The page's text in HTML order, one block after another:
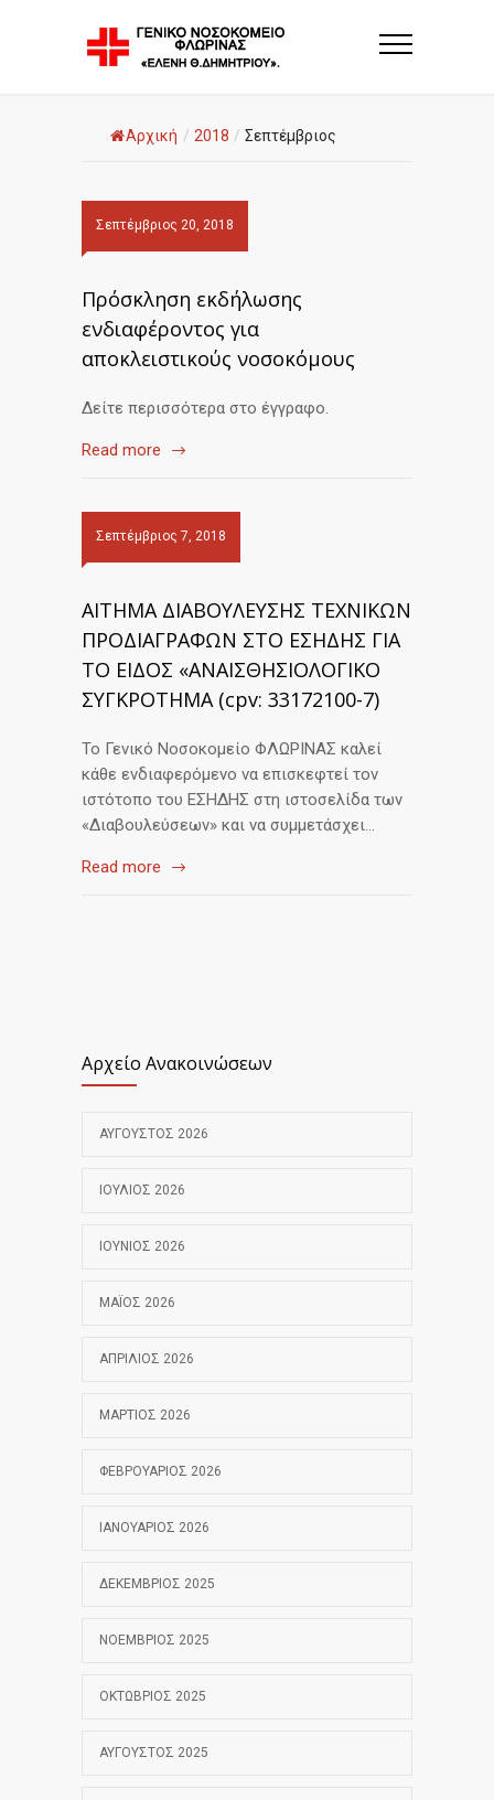
Αρχική / 2018 / Σεπτέμβριος
Σεπτέμβριος 20, 2018
Πρόσκληση εκδήλωσης
ενδιαφέροντος για
αποκλειστικούς νοσοκόμους
Δείτε περισσότερα στο έγγραφο.
Read more
Σεπτέμβριος 7, 2018
ΑΙΤΗΜΑ ΔΙΑΒΟΥΛΕΥΣΗΣ ΤΕΧΝΙΚΩΝ
ΠΡΟΔΙΑΓΡΑΦΩΝ ΣΤΟ ΕΣΗΔΗΣ ΓΙΑ
ΤΟ ΕΙΔΟΣ «ΑΝΑΙΣΘΗΣΙΟΛΟΓΙΚΟ
ΣΥΓΚΡΟΤΗΜΑ (cpv: 33172100-7)
Το Γενικό Νοσοκομείο ΦΛΩΡΙΝΑΣ καλεί
κάθε ενδιαφερόμενο να επισκεφτεί τον
ιστότοπο του ΕΣΗΔΗΣ στη ιστοσελίδα των
«Διαβουλεύσεων» και να συμμετάσχει…
Read more
Αρχείο Ανακοινώσεων
ΑΎΓΟΥΣΤΟΣ 2026
ΙΟΎΛΙΟΣ 2026
ΙΟΎΝΙΟΣ 2026
ΜΆΙΟΣ 2026
ΑΠΡΊΛΙΟΣ 2026
ΜΆΡΤΙΟΣ 2026
ΦΕΒΡΟΥΆΡΙΟΣ 2026
ΙΑΝΟΥΆΡΙΟΣ 2026
ΔΕΚΈΜΒΡΙΟΣ 2025
ΝΟΈΜΒΡΙΟΣ 2025
ΟΚΤΏΒΡΙΟΣ 2025
ΑΎΓΟΥΣΤΟΣ 2025